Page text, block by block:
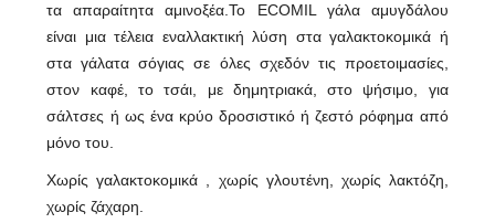
τα απαραίτητα αμινοξέα.Το ECOMIL γάλα αμυγδάλου
είναι μια τέλεια εναλλακτική λύση στα γαλακτοκομικά ή
στα γάλατα σόγιας σε όλες σχεδόν τις προετοιμασίες,
στον καφέ, το τσάι, με δημητριακά, στο ψήσιμο, για
σάλτσες ή ως ένα κρύο δροσιστικό ή ζεστό ρόφημα από
μόνο του.
Χωρίς γαλακτοκομικά , χωρίς γλουτένη, χωρίς λακτόζη,
χωρίς ζάχαρη.